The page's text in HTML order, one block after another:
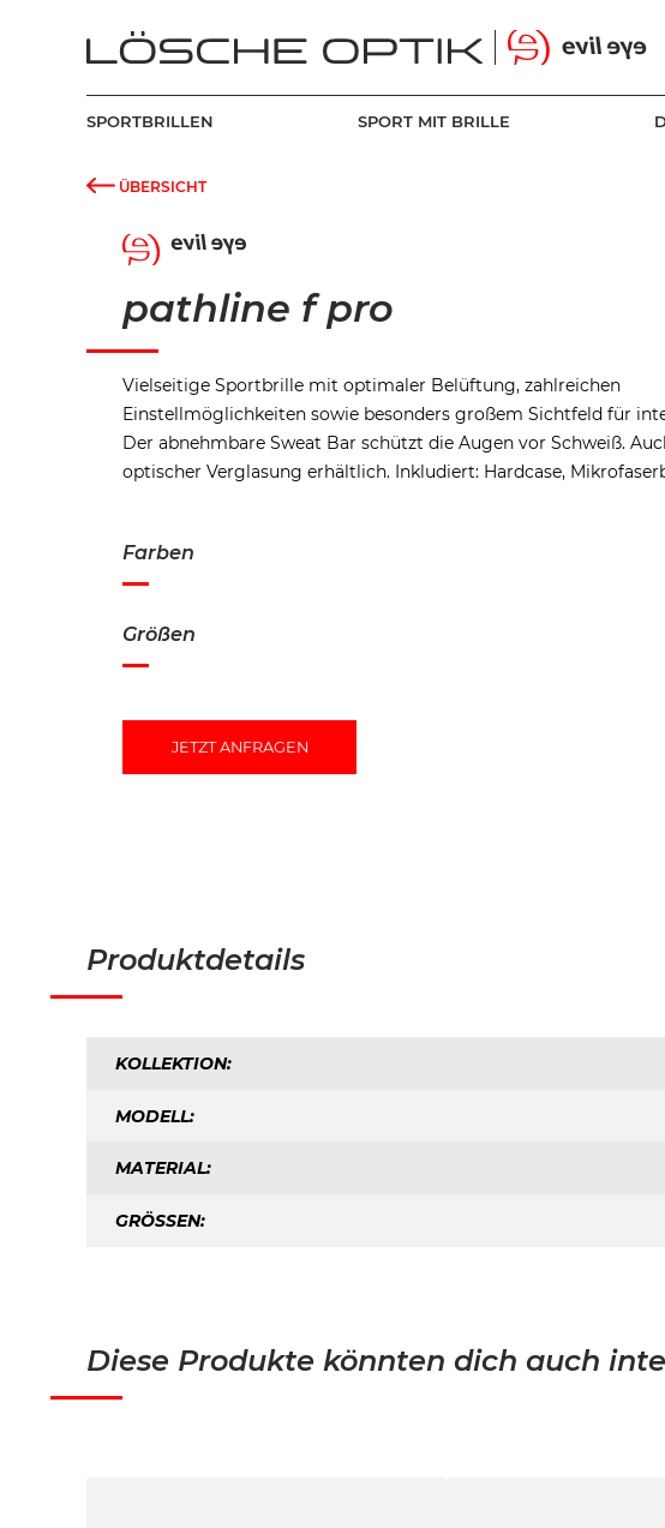
SPORTBRILLEN SPORT MIT BRILLE
ÜBERSICHT
pathline f pro
Vielseitige Sportbrille mit optimaler Belüftung, zahlreichen
Einstellmöglichkeiten sowie besonders großem Sichtfeld für
Der abnehmbare Sweat Bar schützt die Augen vor Schweiß.
optischer Verglasung erhältlich. Inkludiert: Hardcase,
Farben
Größen
JETZT ANFRAGEN
Produktdetails
KOLLEKTION:
MODELL:
MATERIAL:
GRÖSSEN:
Diese Produkte könnten dich auch